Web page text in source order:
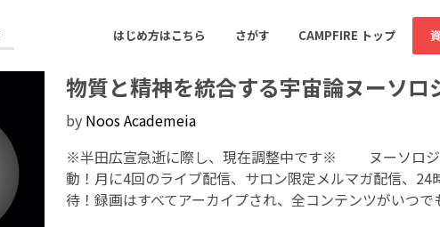
はじめ方はこちら さがす CAMPFIRE トップ
おすすめのコミュニティ 人気のコミュニティ 新着
物質と精神を統合する宇宙論ヌーソ
by Noos Academeia
※半田広宣急逝に際し、現在調整中です※ ヌーソロジ
動！月に4回のライブ配信、サロン限定メルマガ配信、
待！録画はすべてアーカイプされ、全コンテンツがいつ